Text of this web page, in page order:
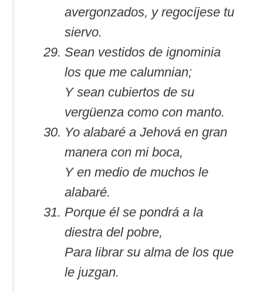
avergonzados, y regocíjese tu
siervo.
Sean vestidos de ignominia
los que me calumnian;
Y sean cubiertos de su
vergüenza como con manto.
Yo alabaré a Jehová en gran
manera con mi boca,
Y en medio de muchos le
alabaré.
Porque él se pondrá a la
diestra del pobre,
Para librar su alma de los que
le juzgan.